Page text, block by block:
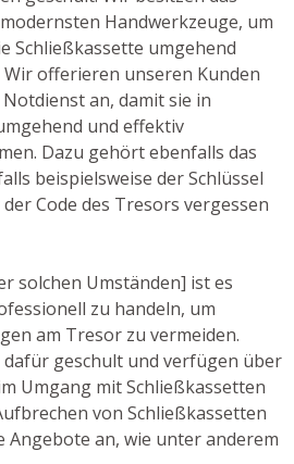
Handwerkzeuge, um
Schließkassette umgehend
offerieren unseren Kunden
an, damit sie in
und effektiv
Dazu gehört ebenfalls das
beispielsweise der Schlüssel
Code des Tresors vergessen
solchen Umständen] ist es
zu handeln, um
am Tresor zu vermeiden.
geschult und verfügen über
Umgang mit Schließkassetten
von Schließkassetten
Angebote an, wie unter anderem